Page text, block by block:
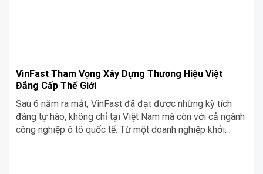
VinFast Tham Vọng Xây Dựng Thương Hiệu Việt
Đẳng Cấp Thế Giới
Sau 6 năm ra mắt, VinFast đã đạt được những kỳ tích
đáng tự hào, không chỉ tại Việt Nam mà còn với cả ngành
công nghiệp ô tô quốc tế. Từ một doanh nghiệp khởi